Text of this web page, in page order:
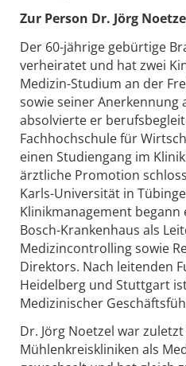
Zur Person Dr. Jörg
Der 60-jährige gebürtige
verheiratet und hat zwei
Medizin-Studium an der
sowie seiner Anerkennung
absolvierte er
Fachhochschule für
einen Studiengang im
ärztliche Promotion
Karls-Universität in
Klinikmanagement begann
Bosch-Krankenhaus als
Medizincontrolling sowie
Direktors. Nach leitenden
Heidelberg und Stuttgart
Medizinischer
Dr. Jörg Noetzel war
Mühlenkreiskliniken als